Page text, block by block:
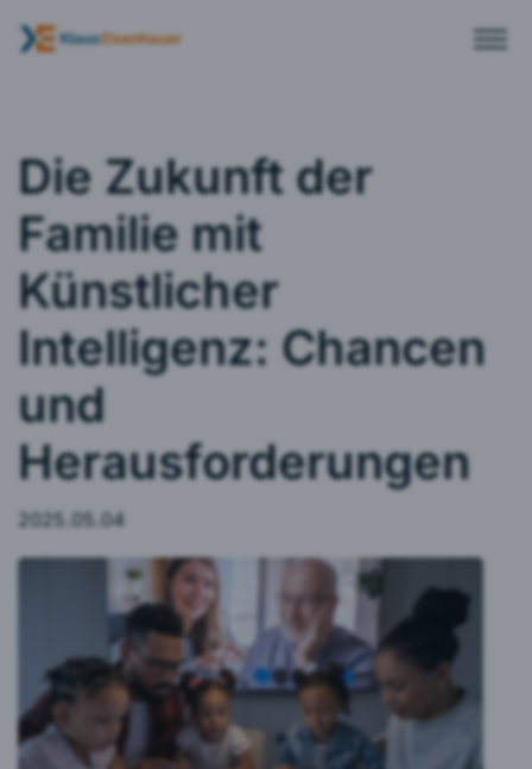
Die Zukunft der
Familie mit
Künstlicher
Intelligenz: Chancen
und
Herausforderungen
2025.05.04